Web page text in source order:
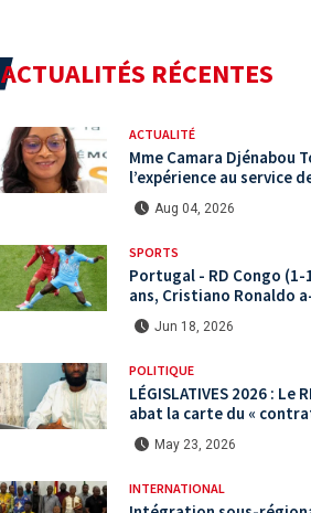
ACTUALITÉS RÉCENTES
ACTUALITÉ
Mme Camara Djénabou
l’expérience au service
défis territoriaux sous la
République
Aug 04, 2026
SPORTS
Portugal - RD Congo (1-
ans, Cristiano Ronaldo
encore le niveau
Jun 18, 2026
POLITIQUE
LÉGISLATIVES 2026 : Le
abat la carte du «
citoyen » face à une arène
politique saturée.
May 23, 2026
INTERNATIONAL